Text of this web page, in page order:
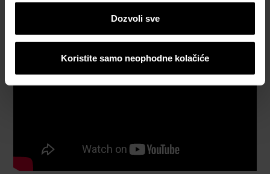
Dozvoli sve
Koristite samo neophodne kolačiće